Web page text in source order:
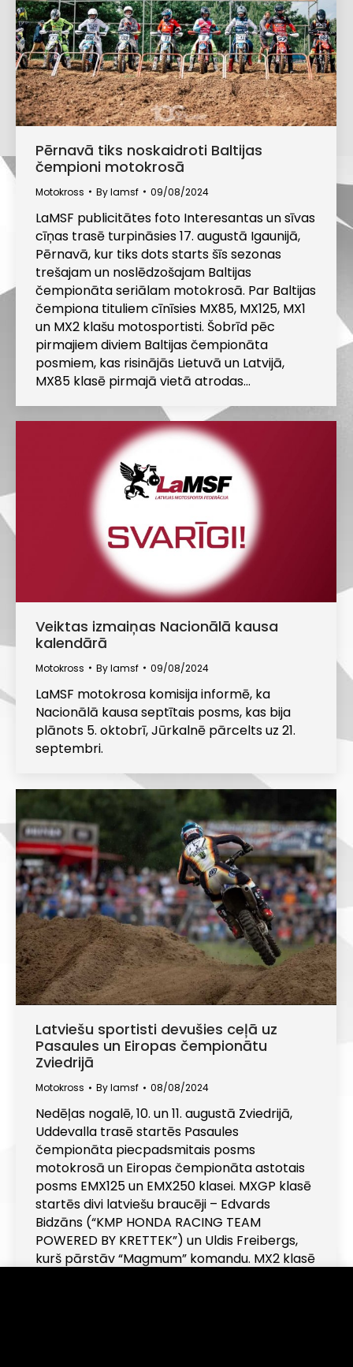
Pērnavā tiks noskaidroti Baltijas
čempioni motokrosā
Motokross Bylamsf 09/08/2024
LaMSF publicitātes foto Interesantas un sīvas
cīņas trasē turpināsies 17. augustā Igaunijā,
Pērnavā, kur tiks dots starts šīs sezonas
trešajam un noslēdzošajam Baltijas
čempionāta seriālam motokrosā. Par Baltijas
čempiona tituliem cīnīsies MX85, MX125, MX1
un MX2 klašu motosportisti. Šobrīd pēc
pirmajiem diviem Baltijas čempionāta
posmiem, kas risinājās Lietuvā un Latvijā,
MX85 klasē pirmajā vietā atrodas…
Veiktas izmaiņas Nacionālā kausa
kalendārā
Motokross Bylamsf 09/08/2024
LaMSF motokrosa komisija informē, ka
Nacionālā kausa septītais posms, kas bija
plānots 5. oktobrī, Jūrkalnē pārcelts uz 21.
septembri.
Latviešu sportisti devušies ceļā uz
Pasaules un Eiropas čempionātu
Zviedrijā
Motokross Bylamsf 08/08/2024
Nedēļas nogalē, 10. un 11. augustā Zviedrijā,
Uddevalla trasē startēs Pasaules
čempionāta piecpadsmitais posms
motokrosā un Eiropas čempionāta astotais
posms EMX125 un EMX250 klasei. MXGP klasē
startēs divi latviešu braucēji – Edvards
Bidzāns (“KMP HONDA RACING TEAM
POWERED BY KRETTEK”) un Uldis Freibergs,
kurš pārstāv “Magmum” komandu. MX2 klasē